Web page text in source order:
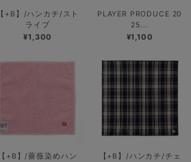
【+B】/ハンカチ/スト
ライプ
¥1,300
PLAYER PRODUCE 20
25...
¥1,100
【+B】/薔薇染めハン
【+B】/ハンカチ/チェ